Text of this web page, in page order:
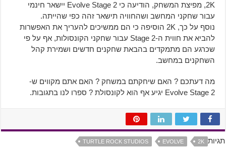
2K, מפיצת המשחק, הודיעה כי Evolve Stage 2 יישאר חינמי
עבור שחקני המחשב ושהחוויה תישאר זהה כפי שהייתה.
נוסף על כך, 2K הוסיפה כי הם ממשיכים להעריך את האפשרות
להביא את חווית ה-Stage 2 עבור שחקני הקונסולות, אף על פי
שכרגע הם מתמקדים בהבאת שחקנים חדשים ושמירת קהל
השחקנים במחשב.
מה דעתכם ? האם שיחקתם במשחק ? האם אתם מקווים ש-
Evolve Stage 2 יגיע אף הוא לקונסולת ? ספרו לנו בתגובות.
תגיות 2K
EVOLVE
TURTLE ROCK STUDIOS